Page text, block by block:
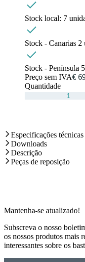
Stock local: 7
Stock - Canarias 2
Stock - Península 5
Preço sem IVA€
Quantidade
Especificações técnicas
Downloads
Descrição
Peças de reposição
Mantenha-se atualizado!
Subscreva o nosso
os nossos produtos mais
interessantes sobre os